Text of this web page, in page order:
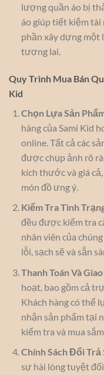
lượng quần áo bị
áo giúp tiết kiệm tài
phần xây dựng một
tương lai.
Quy Trình Mua Bán
Kid
Chọn Lựa Sản
hàng của Sami Kid
online. Tất cả các
được chụp ảnh rõ
kích thước và giá
món đồ ưng ý.
Kiểm Tra Tình
đều được kiểm tra
nhân viên của
lỗi, sạch sẽ và sẵn
Thanh Toán Và
hoạt, bao gồm cả
Khách hàng có thể
nhận sản phẩm tại
kiểm tra và mua sắm.
Chính Sách Đổi Trả
sự hài lòng tuyệt